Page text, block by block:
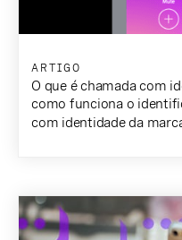
ARTIGO
O que é chamada com
como funciona o
com identidade da